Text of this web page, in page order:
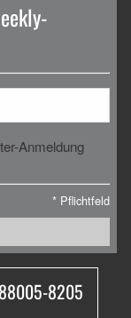
Anmeldung
* Pflichtfeld
8205